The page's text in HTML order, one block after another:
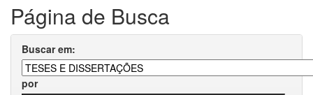
Página de Busca
Buscar em:
por